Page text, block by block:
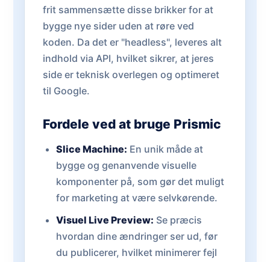
frit sammensætte disse brikker for at
bygge nye sider uden at røre ved
koden. Da det er "headless", leveres alt
indhold via API, hvilket sikrer, at jeres
side er teknisk overlegen og optimeret
til Google.
Fordele ved at bruge Prismic
Slice Machine: En unik måde at
bygge og genanvende visuelle
komponenter på, som gør det muligt
for marketing at være selvkørende.
Visuel Live Preview: Se præcis
hvordan dine ændringer ser ud, før
du publicerer, hvilket minimerer fejl